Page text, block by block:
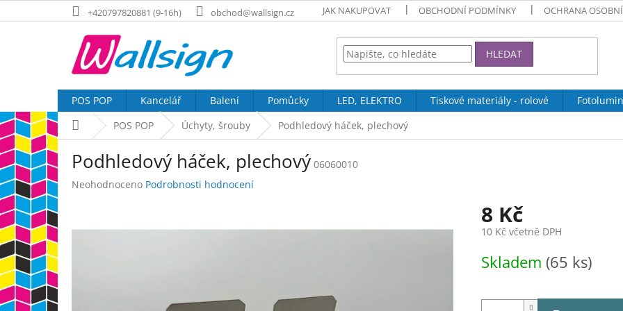
na
+420797820881 (9-16h) obchod@wallsign.cz JAK NAKUPOVAT OBCHODNÍ PODMÍNKY OCHRANA
HLEDAT
POS POP Kancelář Balení Pomůcky LED, ELEKTRO Tiskové materiály - rolové
Domů POS POP Úchyty, šrouby Podhledový háček, plechový
Podhledový háček, plechový 06060010
Průměrné
Neohodnoceno Podrobnosti hodnocení
8 Kč
10 Kč včetně DPH
cena:
Skladem (65 ks)